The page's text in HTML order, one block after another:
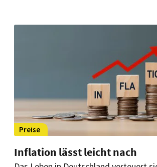
Mittelpunkt der Forderungen vor den
Preise
Inflation lässt leicht nach